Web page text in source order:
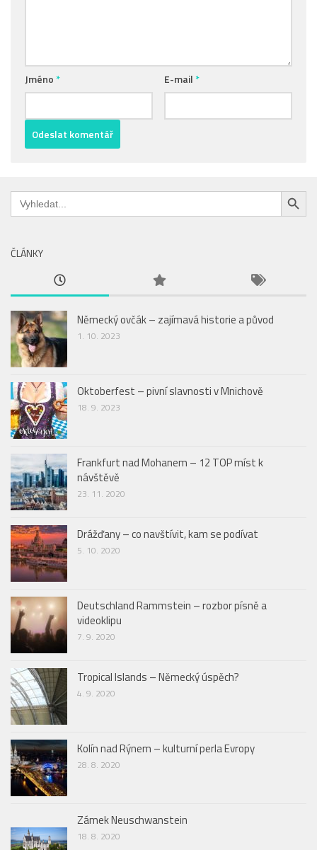
Jméno* E-mail*
Search
for:
Search Button
ČLÁNKY
Německý ovčák – zajímavá historie a původ
1. 10. 2023
Oktoberfest – pivní slavnosti v Mnichově
18. 9. 2023
Frankfurt nad Mohanem – 12 TOP míst k
návštěvě
23. 11. 2020
Drážďany – co navštívit, kam se podívat
5. 10. 2020
Deutschland Rammstein – rozbor písně a
videoklipu
7. 9. 2020
Tropical Islands – Německý úspěch?
4. 9. 2020
Kolín nad Rýnem – kulturní perla Evropy
28. 8. 2020
Zámek Neuschwanstein
18. 8. 2020